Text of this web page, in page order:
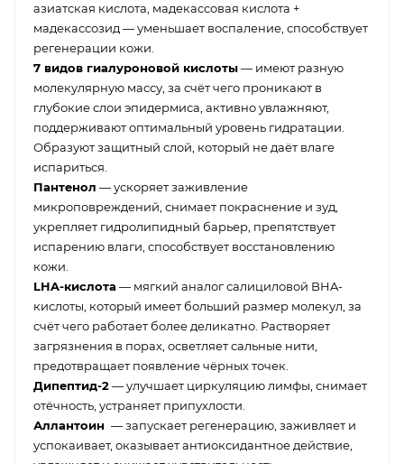
азиатская кислота, мадекассовая кислота +
мадекассозид — уменьшает воспаление, способствует
регенерации кожи.
7 видов гиалуроновой кислоты— имеют разную
молекулярную массу, за счёт чего проникают в
глубокие слои эпидермиса, активно увлажняют,
поддерживают оптимальный уровень гидратации.
Образуют защитный слой, который не даёт влаге
испариться.
Пантенол — ускоряет заживление
микроповреждений, снимает покраснение и зуд,
укрепляет гидролипидный барьер, препятствует
испарению влаги, способствует восстановлению
кожи.
LHA-кислота — мягкий аналог салициловой BHA-
кислоты, который имеет больший размер молекул, за
счёт чего работает более деликатно. Растворяет
загрязнения в порах, осветляет сальные нити,
предотвращает появление чёрных точек.
Дипептид-2— улучшает циркуляцию лимфы, снимает
отёчность, устраняет припухлости.
Аллантоин — запускает регенерацию, заживляет и
успокаивает, оказывает антиоксидантное действие,